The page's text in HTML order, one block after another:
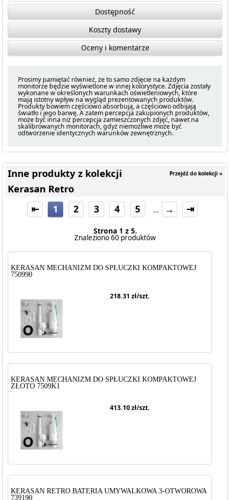
Dostępność
Koszty dostawy
Oceny i komentarze
Prosimy pamiętać również, że to samo zdjęcie na każdym
monitorze będzie wyświetlone w innej kolorystyce. Zdjęcia zostały
wykonane w określonych warunkach oświetleniowych, które
mają istotny wpływ na wygląd prezentowanych produktów.
Produkty bowiem częściowo absorbują, a częściowo odbijają
światło i jego barwę. A zatem percepcja zakupionych produktów,
może być inna niż percepcja zamieszczonych zdjęć, nawet na
skalibrowanych monitorach, gdyż niemożliwe może być
odtworzenie identycznych warunków zewnętrznych.
Przejdź do kolekcji »
Inne produkty z kolekcji
Kerasan Retro
⇤ 1 2 3 4 5 ... → ⇥
Strona 1 z 5.
Znaleziono 60 produktów
KERASAN MECHANIZM DO SPŁUCZKI KOMPAKTOWEJ
750990
218.31 zł/szt.
KERASAN MECHANIZM DO SPŁUCZKI KOMPAKTOWEJ
ZŁOTO 7509K1
413.10zł/szt.
KERASAN RETRO BATERIA UMYWALKOWA 3-OTWOROWA
739190